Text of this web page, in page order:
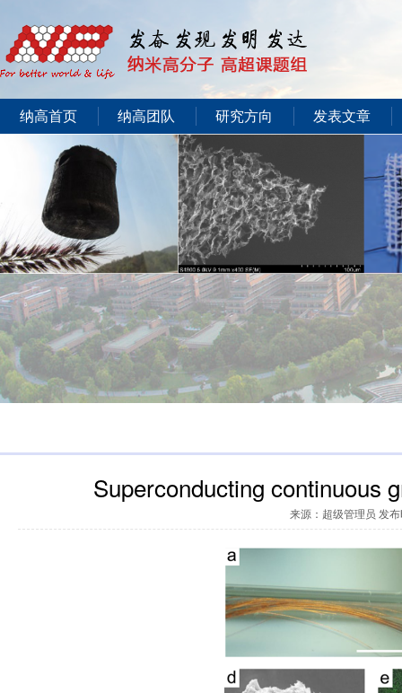
纳高首页 纳高团队 研究方向 发表文章
Superconducting continuous
来源：超级管理员 发